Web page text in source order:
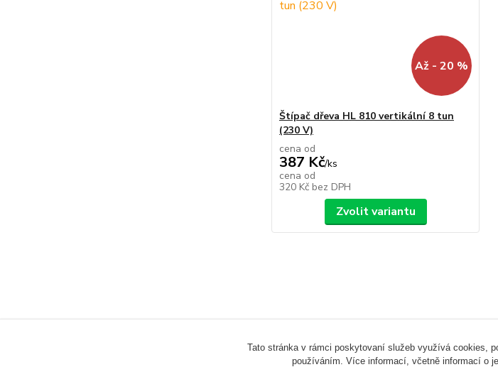
Až - 20 %
Štípač dřeva HL 810 vertikální 8 tun
(230 V)
cena od
387 Kč/ks
cena od
320 Kč bez DPH
Zvolit variantu
Tato stránka v rámci poskytovaní služeb využívá cookies,
používáním. Více informací, včetně informací o